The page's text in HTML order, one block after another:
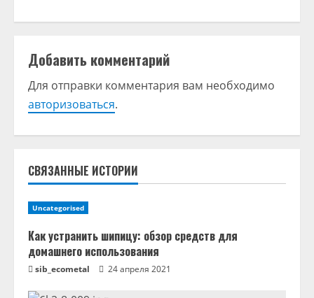
т
ь
ч
т
е
н
и
е
Добавить комментарий
Для отправки комментария вам необходимо
авторизоваться.
СВЯЗАННЫЕ ИСТОРИИ
Uncategorised
Как устранить шипицу: обзор средств для
домашнего использования
sib_ecometal 24 апреля 2021